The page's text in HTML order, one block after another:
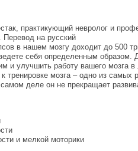
практикующий невролог и
Перевод на русский
в нашем мозгу доходит до
себя определенным образом.
и улучшить работу вашего мозга
тренировке мозга – одно из самых
деле он не прекращает
и мелкой моторики